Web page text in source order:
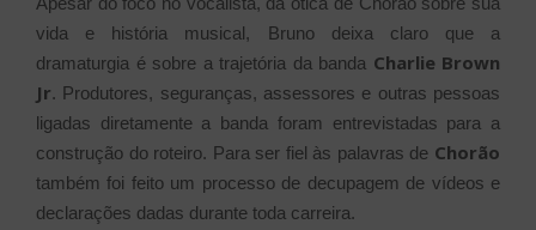
vida e história musical, Bruno deixa claro que a
dramaturgia é sobre a trajetória da banda Charlie Brown
Jr. Produtores, seguranças, assessores e outras pessoas
ligadas diretamente a banda foram entrevistadas para a
construção do roteiro. Para ser fiel às palavras de Chorão
também foi feito um processo de decupagem de vídeos e
declarações dadas durante toda carreira.